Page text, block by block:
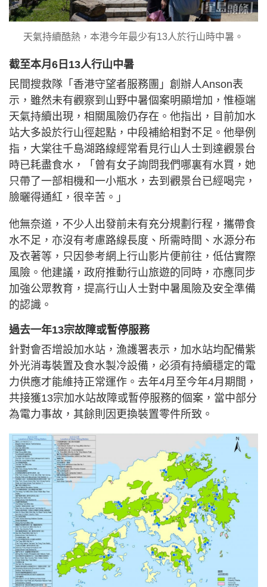
天氣持續酷熱，本港今年最少有13人於行山時中暑。
截至本月6日13人行山中暑
民間搜救隊「香港守望者服務團」創辦人Anson表
示，雖然未有觀察到山野中暑個案明顯增加，惟極端
天氣持續出現，相關風險仍存在。他指出，目前加水
站大多設於行山徑起點，中段補給相對不足。他舉例
指，大棠往千島湖路線經常看見行山人士到達觀景台
時已耗盡食水，「曾有女子詢問我們哪裏有水買，她
只帶了一部相機和一小瓶水，去到觀景台已經喝完，
臉曬得通紅，很辛苦。」
他無奈道，不少人出發前未有充分規劃行程，攜帶食
水不足，亦沒有考慮路線長度、所需時間、水源分布
及衣著等，只因參考網上行山影片便前往，低估實際
風險。他建議，政府推動行山旅遊的同時，亦應同步
加強公眾教育，提高行山人士對中暑風險及安全準備
的認識。
過去一年13宗故障或暫停服務
針對會否增設加水站，漁護署表示，加水站均配備紫
外光消毒裝置及食水製冷設備，必須有持續穩定的電
力供應才能維持正常運作。去年4月至今年4月期間，
共接獲13宗加水站故障或暫停服務的個案，當中部分
為電力事故，其餘則因更換裝置零件所致。